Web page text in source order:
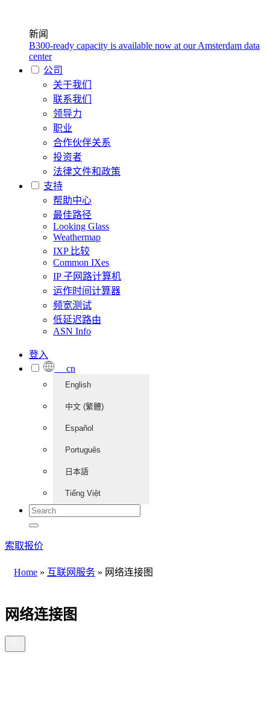
新闻
B300-ready capacity is available now at our Amsterdam data
center
公司
关于我们
联系我们
领导力
职业
合作伙伴关系
投资者
法律文件和政策
支持
帮助中心
最佳路径
Looking Glass
Weathermap
IXP 比较
Common IXes
IP 子网路计算机
运作时间计算器
频宽测试
低延迟路由
ASN Info
登入
cn
English
中文 (繁體)
Español
Português
日本語
Tiếng Việt
索取报价
Home » 互联网服务 » 网络连接图
网络连接图